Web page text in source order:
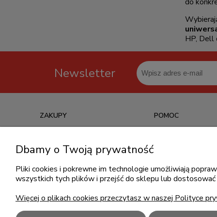
HP, Dell
Newsletter
ZAKUPY
Informacje o leasingu
Koszt dostawy
POMOC
Regulamin zakupów
Dbamy o Twoją prywatność
Pliki cookies i pokrewne im technologie umożliwiają
wszystkich tych plików i przejść do sklepu lub
Więcej o plikach cookies przeczytasz w naszej Polityce